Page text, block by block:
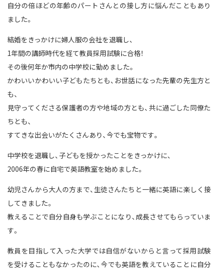
自分の倍ほどの年齢のパートさんとの接し方に悩んだこともあり
ました。
結婚をきっかけに婦人服の会社を退職し、
1年間の講師時代を経て教員採用試験に合格！
その後何年か市内の中学校に勤めました。
かわいいかわいい子どもたちとも、お世話になった先輩の先生方と
も、
見守ってくださる保護者の方や地域の方とも、共に過ごした同僚た
ちとも、
すてきな出会いがたくさんあり、今でも宝物です。
中学校を退職し、子どもを授かったことをきっかけに、
2006年の春に自宅で英語教室を始めました。
幼児さんから大人の方まで、生徒さんたちと一緒に英語に楽しく接
してきました。
教えることで自分自身も学ぶことになり、成長させてもらっていま
す。
教員を目指して入った大学では自信がないからと言って採用試験
を受けることもなかったのに、今でも英語を教えていることに自分